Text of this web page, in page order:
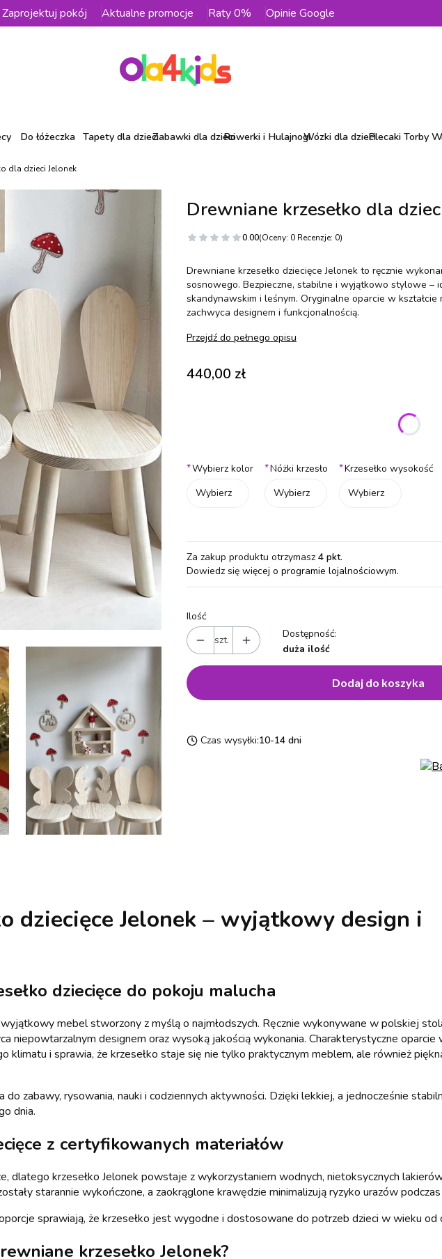
Zaprojektuj pokój Aktualne promocje Raty 0% Opinie Google
Do łóżeczka Tapety dla dzieciZabawki dla dzieciRowerki i HulajnogiWózki dla dzieciPlecaki Torby
dla dzieci Jelonek
Drewniane krzesełko dla
0.00(Oceny: 0 Recenzje: 0)
Drewniane krzesełko dziecięce Jelonek to ręcznie
sosnowego. Bezpieczne, stabilne i wyjątkowo stylowe –
skandynawskim i leśnym. Oryginalne oparcie w
zachwyca designem i funkcjonalnością.
Przejdź do pełnego opisu
Cena
440,00 zł
*Wybierz kolor
Wybierz
*Nóżki krzesło
Wybierz
*Krzesełko wysokość
Wybierz
Za zakup produktu otrzymasz 4 pkt.
Dowiedz się więcej o programie lojalnościowym.
Ilość
szt.
Dostępność:
duża ilość
Dodaj do koszyka
Czas wysyłki:10-14 dni
dziecięce Jelonek – wyjątkowy design i
dziecięce do pokoju malucha
mebel stworzony z myślą o najmłodszych. Ręcznie wykonywane w polskiej
niepowtarzalnym designem oraz wysoką jakością wykonania. Charakterystyczne oparcie
klimatu i sprawia, że krzesełko staje się nie tylko praktycznym meblem, ale również
do zabawy, rysowania, nauki i codziennych aktywności. Dzięki lekkiej, a jednocześnie
dnia.
z certyfikowanych materiałów
dlatego krzesełko Jelonek powstaje z wykorzystaniem wodnych, nietoksycznych
starannie wykończone, a zaokrąglone krawędzie minimalizują ryzyko urazów
sprawiają, że krzesełko jest wygodne i dostosowane do potrzeb dzieci w wieku od
krzesełko Jelonek?